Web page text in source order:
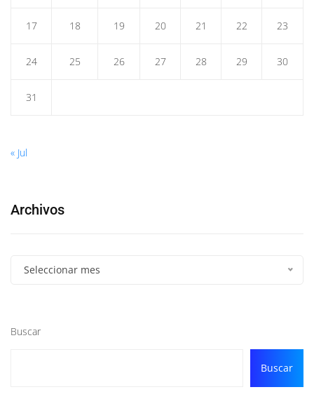
17 18 19 20 21 22 23
24 25 26 27 28 29 30
31
« Jul
Archivos
Seleccionar mes
Buscar
Buscar